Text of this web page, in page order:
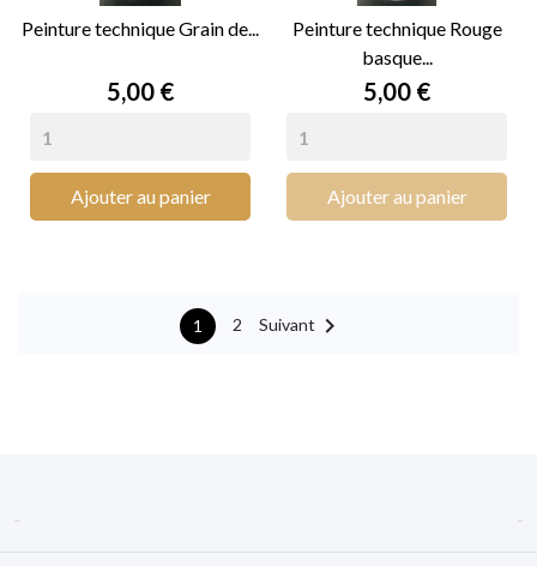
Peinture technique Grain de...
Prix
5,00 €
Ajouter au panier
Peinture technique Rouge
basque...
Prix
5,00 €
Ajouter au panier
1 2 Suivant 
 